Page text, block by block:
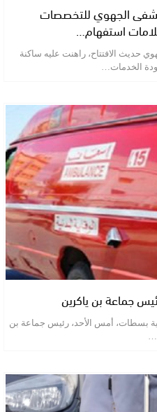
الجهوي للتخصصات
استفهام…
حديث الافتتاح، راهنت عليه ساكنة
الخدمات…
جماعة بن ياكرين
بسطات، أمس الأحد، رئيس جماعة بن